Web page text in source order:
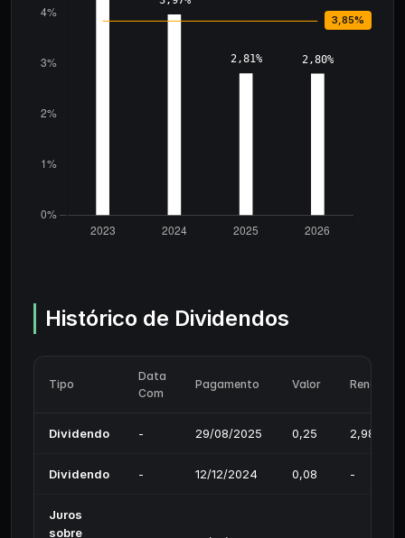
Histórico de Dividendos
Tipo
Data
Com
Pagamento Valor
Dividendo - 29/08/2025 0,25 2,98%
Dividendo - 12/12/2024 0,08 -
Juros
sobre